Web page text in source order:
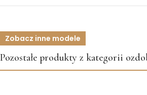
Zobacz inne modele
Pozostałe produkty z kategorii